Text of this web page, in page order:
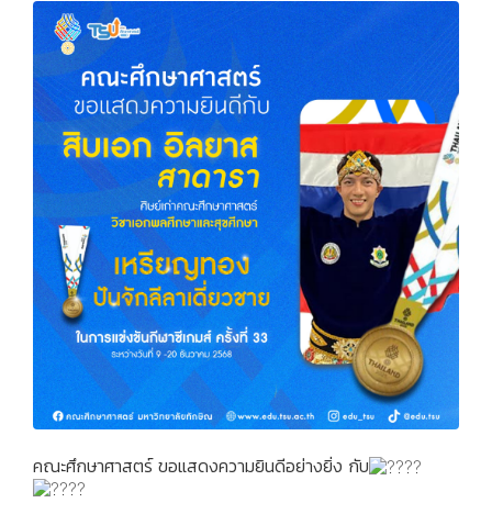
คณะศึกษาศาสตร์ ขอแสดงความยินดีอย่างยิ่ง กับ